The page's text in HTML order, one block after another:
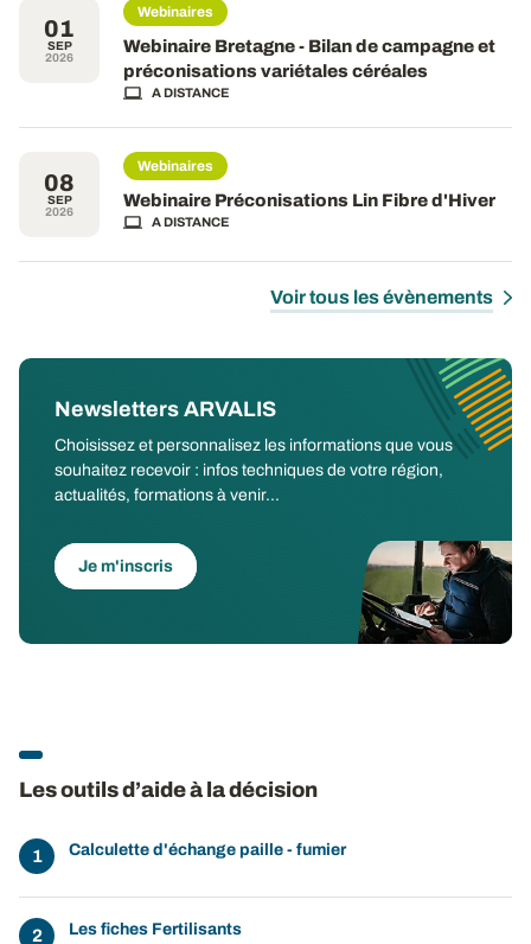
01
SEP
2026
Webinaires
Webinaire Bretagne - Bilan de campagne et
préconisations variétales céréales
A DISTANCE
08
SEP
2026
Webinaires
Webinaire Préconisations Lin Fibre d'Hiver
A DISTANCE
Voir tous les évènements
Newsletters ARVALIS
Choisissez et personnalisez les informations que vous
souhaitez recevoir : infos techniques de votre région,
actualités, formations à venir...
Je m'inscris
Les outils d’aide à la décision
Calculette d'échange paille - fumier
Les fiches Fertilisants